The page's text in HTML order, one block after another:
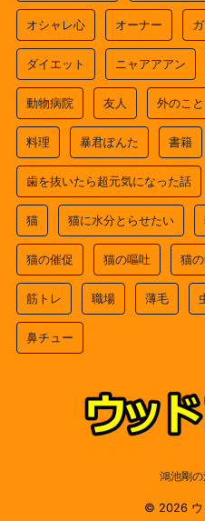
オシャレ心 オーナー
ダイエット ニャアアアン
動物病院 友人 外のこと
料理 暴君ぽんた 書籍
歯を抜いたら超元気になった話
猫 猫に水分とらせたい
猫の催促 猫の嘔吐 猫
筋トレ 職場 薄毛
鼻チュー
鴻池剛
© 2026 ウ